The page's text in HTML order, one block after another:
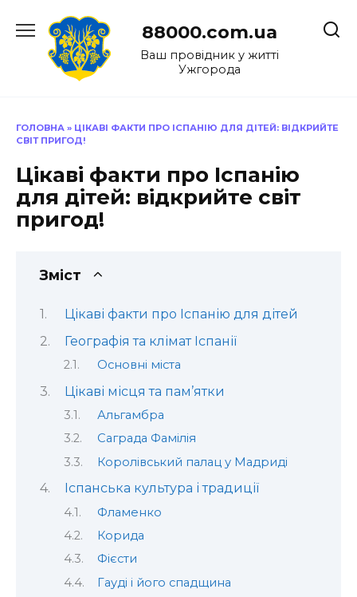
до
88000.com.ua
Ваш провідник у житті
Ужгорода
ГОЛОВНА » ЦІКАВІ ФАКТИ ПРО ІСПАНІЮ ДЛЯ ДІТЕЙ: ВІДКРИЙТЕ
СВІТ ПРИГОД!
Цікаві факти про Іспанію
для дітей: відкрийте світ
пригод!
Зміст
Цікаві факти про Іспанію для дітей
Географія та клімат Іспанії
Основні міста
Цікаві місця та пам’ятки
Альгамбра
Саграда Фамілія
Королівський палац у Мадриді
Іспанська культура і традиції
Фламенко
Корида
Фієсти
Гауді і його спадщина